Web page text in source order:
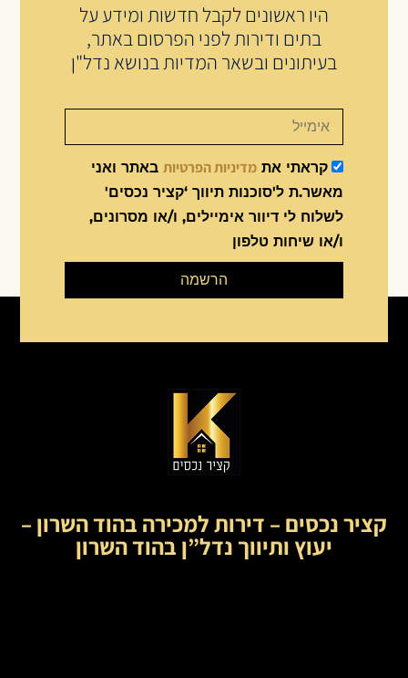
היו ראשונים לקבל חדשות ומידע על
בתים ודירות לפני הפרסום באתר,
בעיתונים ובשאר המדיות בנושא נדל"ן
קראתי את מדיניות הפרטיותבאתר ואני
מאשר.ת ל'סוכנות תיווך ‘קציר נכסים'
לשלוח לי דיוור אימיילים, ו/או מסרונים,
ו/או שיחות טלפון
הרשמה
קציר נכסים – דירות למכירה בהוד השרון –
יעוץ ותיווך נדל”ן בהוד השרון